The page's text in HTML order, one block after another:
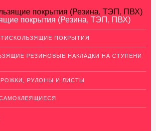
медь)
покрытия (Резина, ТЭП, ПВХ)
покрытия (Резина, ТЭП, ПВХ)
ПОКРЫТИЯ
РЕЗИНОВЫЕ НАКЛАДКИ НА СТУПЕНИ
РУЛОНЫ И ЛИСТЫ